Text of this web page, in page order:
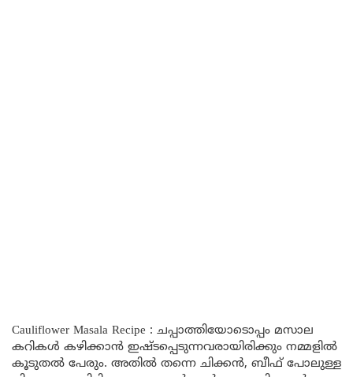
Cauliflower Masala Recipe : ചപ്പാത്തിയോടൊപ്പം മസാല
കറികൾ കഴിക്കാൻ ഇഷ്ടപ്പെടുന്നവരായിരിക്കും നമ്മളിൽ
കൂടുതൽ പേരും. അതിൽ തന്നെ ചിക്കൻ, ബീഫ് പോലുള്ള